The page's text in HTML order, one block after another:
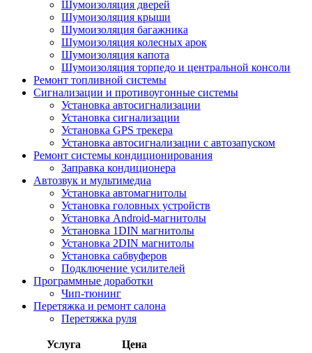
Шумоизоляция дверей
Шумоизоляция крыши
Шумоизоляция багажника
Шумоизоляция колесных арок
Шумоизоляция капота
Шумоизоляция торпедо и центральной консоли
Ремонт топливной системы
Сигнализации и противоугонные системы
Установка автосигнализации
Установка сигнализации
Установка GPS трекера
Установка автосигнализации с автозапуском
Ремонт системы кондиционирования
Заправка кондиционера
Автозвук и мультимедиа
Установка автомагнитолы
Установка головных устройств
Установка Android-магнитолы
Установка 1DIN магнитолы
Установка 2DIN магнитолы
Установка сабвуферов
Подключение усилителей
Программные доработки
Чип-тюнинг
Перетяжка и ремонт салона
Перетяжка руля
Услуга
Цена